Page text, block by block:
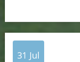
31 Jul